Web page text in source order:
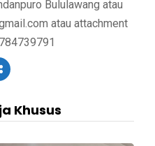
Bululawang atau
atau attachment
Khusus